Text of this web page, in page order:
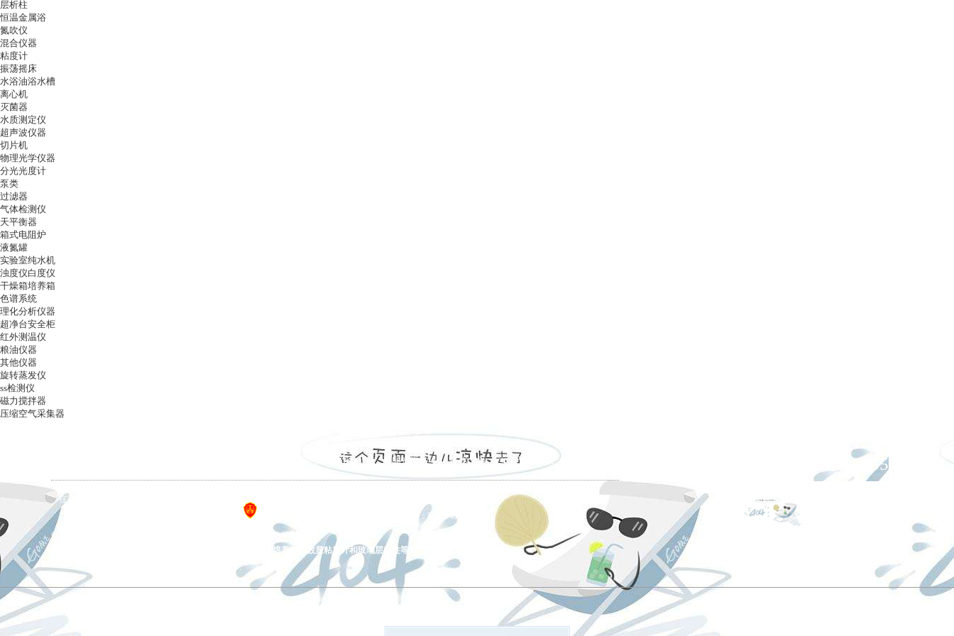
层析柱
恒温金属浴
氮吹仪
混合仪器
粘度计
振荡摇床
水浴油浴水槽
离心机
灭菌器
水质测定仪
超声波仪器
切片机
物理光学仪器
分光光度计
泵类
过滤器
气体检测仪
天平衡器
箱式电阻炉
液氮罐
实验室纯水机
浊度仪白度仪
干燥箱培养箱
色谱系统
理化分析仪器
超净台安全柜
红外测温仪
粮油仪器
其他仪器
旋转蒸发仪
ss检测仪
磁力搅拌器
压缩空气采集器
ag凯发k8国际的产品展示 | 新闻资讯 | 技术文章 | 资料下载
在线留言
设计制作，未经允许翻录必究 总访问量：5544140
ag凯发k8国际 copyright © 上海五相仪器仪表有限公司 all rights reserved.
主营产品：恒温金属浴、拍打式均质器、氮吹仪、干燥箱、培养箱、数显粘度计和玻璃层析柱等生产、销售、售后、服务。
021-67865155
ag凯发k8国际的友情链接：